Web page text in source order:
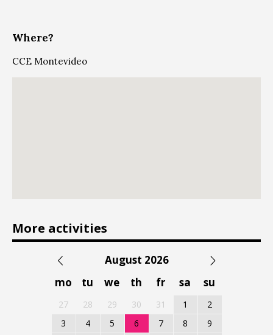
Where?
CCE Montevideo
More activities
August 2026
mo
tu we th fr sa su
27 28 29 30 31 1
2
3
4 5 6 7 8
9